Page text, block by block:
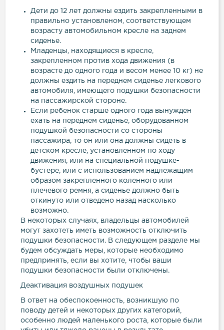
Дети до 12 лет должны ездить закрепленными в
правильно установленом, соответствующем
возрасту автомобильном кресле на заднем
сиденье.
Младенцы, находящиеся в кресле,
закрепленном против хода движения (в
возрасте до одного года и весом менее 10 кг) не
должны ездить на переднем сиденье легкового
автомобиля, имеющего подушки безопасности
на пассажирской стороне.
Если ребенок старше одного года вынужден
ехать на переднем сиденье, оборудованном
подушкой безопасности со стороны
пассажира, то он или она должны сидеть в
детском кресле, установленном по ходу
движения, или на специальной подушке-
бустере, или с использованием надлежащим
образом закрепленного коленного или
плечевого ремня, а сиденье должно быть
откинуто или отведено назад насколько
возможно.
В некоторых случаях, владельцы автомобилей
могут захотеть иметь возможность отключить
подушки безопасности. В следующем разделе мы
будем обсуждать меры, которые необходимо
предпринять, если вы хотите, чтобы ваши
подушки безопасности были отключены.
Деактивация воздушных подушек
В ответ на обеспокоенность, возникшую по
поводу детей и некоторых других категорий,
особенно людей маленького роста, которые были